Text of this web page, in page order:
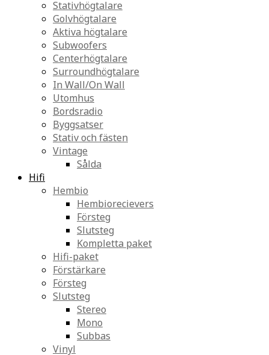
Stativhögtalare
Golvhögtalare
Aktiva högtalare
Subwoofers
Centerhögtalare
Surroundhögtalare
In Wall/On Wall
Utomhus
Bordsradio
Byggsatser
Stativ och fästen
Vintage
Sålda
Hifi
Hembio
Hembiorecievers
Försteg
Slutsteg
Kompletta paket
Hifi-paket
Förstärkare
Försteg
Slutsteg
Stereo
Mono
Subbas
Vinyl